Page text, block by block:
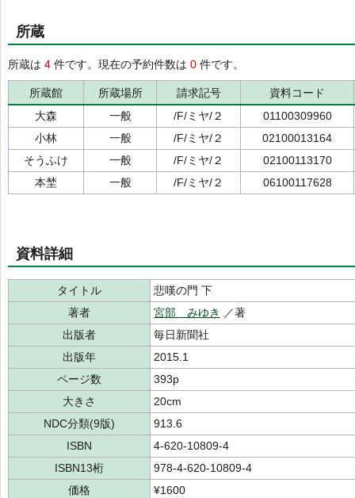
所蔵
所蔵は 4 件です。現在の予約件数は 0 件です。
所蔵館 所蔵場所 請求記号
資料コード
大森
一般 /F/ミヤ/２
01100309960
小林
一般 /F/ミヤ/２
02100013164
そうふけ
一般 /F/ミヤ/２
02100113170
本埜
一般 /F/ミヤ/２ 06100117628
資料詳細
タイトル
悲嘆の門 下
著者
宮部 みゆき
／著
出版者
毎日新聞社
出版年
2015.1
ページ数
393p
大きさ
20cm
NDC分類(9版)
913.6
ISBN
4-620-10809-4
ISBN13桁
978-4-620-10809-4
価格
¥1600